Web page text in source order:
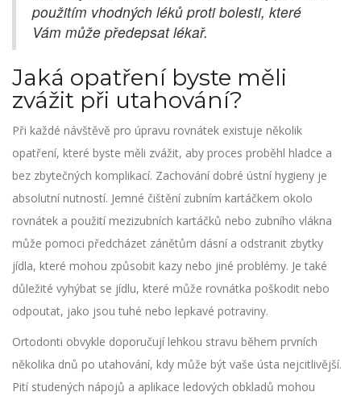
použitím vhodných léků proti bolesti, které
Vám může předepsat lékař.
Jaká opatření byste měli
zvážit při utahování?
Při každé návštěvě pro úpravu rovnátek existuje několik
opatření, které byste měli zvážit, aby proces proběhl hladce a
bez zbytečných komplikací. Zachování dobré ústní hygieny je
absolutní nutností. Jemné čištění zubním kartáčkem okolo
rovnátek a použití mezizubních kartáčků nebo zubního vlákna
může pomoci předcházet zánětům dásní a odstranit zbytky
jídla, které mohou způsobit kazy nebo jiné problémy. Je také
důležité vyhýbat se jídlu, které může rovnátka poškodit nebo
odpoutat, jako jsou tuhé nebo lepkavé potraviny.
Ortodonti obvykle doporučují lehkou stravu během prvních
několika dnů po utahování, kdy může být vaše ústa nejcitlivější.
Pití studených nápojů a aplikace ledových obkladů mohou